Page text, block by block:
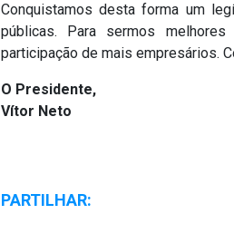
Conquistamos desta forma um
públicas. Para sermos
participação de mais empresários.
O Presidente,
Vítor Neto
PARTILHAR: